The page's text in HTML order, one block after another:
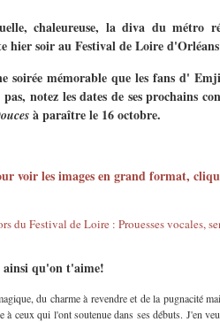
chaleureuse, la diva du métro
hier soir au Festival de Loire
soirée mémorable que les fans d'
notez les dates de ses prochains
à paraître le 16 octobre.
voir les images en grand format,
ainsi qu'on t'aime!
du charme à revendre et de la pugnacité
à ceux qui l'ont soutenue dans ses débuts. J'en